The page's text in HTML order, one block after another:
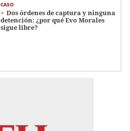
CASO
Dos órdenes de captura y ninguna
detención: ¿por qué Evo Morales
sigue libre?